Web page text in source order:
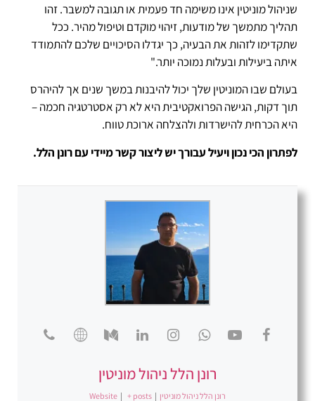
שניהול מוניטין אינו משימה חד פעמית או תגובה למשבר. זהו
תהליך מתמשך של מודעות, זיהוי מוקדם וטיפול מהיר. ככל
שתקדימו לזהות את הבעיה, כך יגדלו הסיכויים שלכם להתמודד
איתה ביעילות ובעלות נמוכה יותר."
בעולם שבו המוניטין שלך יכול להיבנות במשך שנים אך להיהרס
תוך דקות, הגישה הפרואקטיבית היא לא רק אסטרטגיה חכמה –
היא הכרחית להישרדות ולהצלחה ארוכת טווח.
לפתרון הכי נכון ויעיל עבורך יש ליצור קשר מיידי עם רונן הלל.
רונן הלל ניהול מוניטין
רונן הלל ניהול מוניטין |
Website | + posts